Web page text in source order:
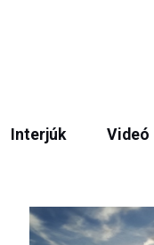
Interjúk Videó